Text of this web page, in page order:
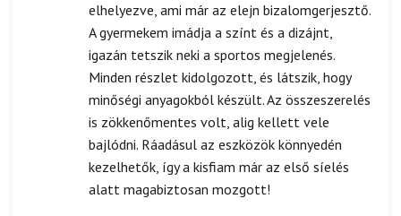
elhelyezve, ami már az elejn bizalomgerjesztő.
A gyermekem imádja a színt és a dizájnt,
igazán tetszik neki a sportos megjelenés.
Minden részlet kidolgozott, és látszik, hogy
minőségi anyagokból készült. Az összeszerelés
is zökkenőmentes volt, alig kellett vele
bajlódni. Ráadásul az eszközök könnyedén
kezelhetők, így a kisfiam már az első síelés
alatt magabiztosan mozgott!